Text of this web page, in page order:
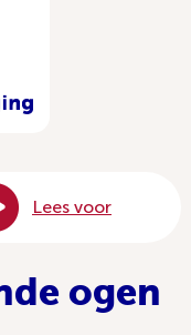
Lees voor
ogen